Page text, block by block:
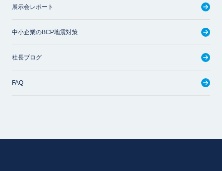
展示会レポート
中小企業のBCP地震対策
社長ブログ
FAQ